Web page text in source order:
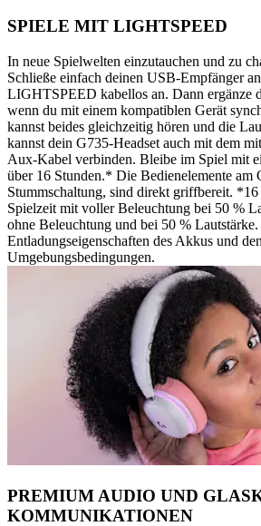
SPIELE MIT LIGHTSPEED
In neue Spielwelten einzutauchen und zu
Schließe einfach deinen USB-Empfänger
LIGHTSPEED kabellos an. Dann ergänze
wenn du mit einem kompatiblen Gerät
kannst beides gleichzeitig hören und die
kannst dein G735-Headset auch mit dem
Aux-Kabel verbinden. Bleibe im Spiel mit
über 16 Stunden.* Die Bedienelemente am
Stummschaltung, sind direkt griffbereit. *16
Spielzeit mit voller Beleuchtung bei 50 %
ohne Beleuchtung und bei 50 %
Entladungseigenschaften des Akkus und
Umgebungsbedingungen.
PREMIUM AUDIO UND
KOMMUNIKATIONEN